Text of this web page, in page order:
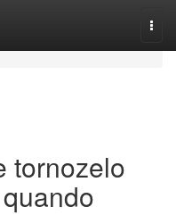
tornozelo